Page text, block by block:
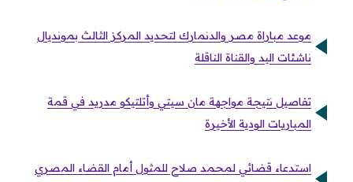
موعد مباراة مصر والدنمارك لتحديد المركز الثالث بمونديال
ناشئات اليد والقناة الناقلة
تفاصيل نتيجة مواجهة مان سيتي وأتلتيكو مدريد في قمة
المباريات الودية الأخيرة
استدعاء قضائي لمحمد صلاح للمثول أمام القضاء المصري